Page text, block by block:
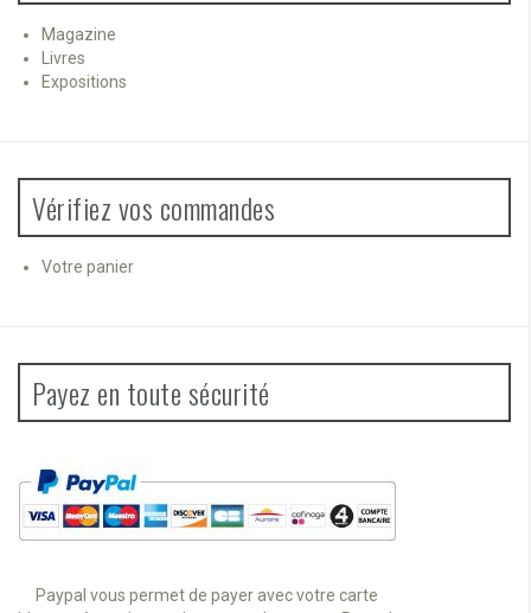
Magazine
Livres
Expositions
Vérifiez vos commandes
Votre panier
Payez en toute sécurité
Paypal vous permet de payer avec votre carte